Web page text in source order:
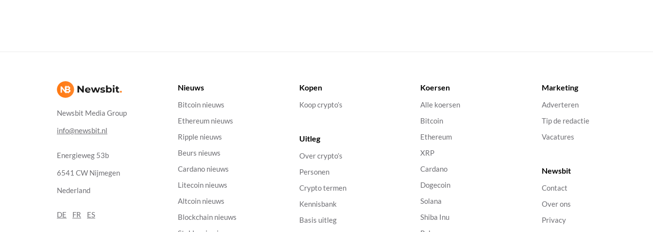
Newsbit Media Group
info@newsbit.nl
Energieweg 53b
6541 CW Nijmegen
Nederland
DE FR ES
Nieuws
Bitcoin nieuws
Ethereum nieuws
Ripple nieuws
Beurs nieuws
Cardano nieuws
Litecoin nieuws
Altcoin nieuws
Blockchain nieuws
Kopen
Koop crypto’s
Uitleg
Over crypto’s
Personen
Crypto termen
Kennisbank
Basis uitleg
Koersen
Alle koersen
Bitcoin
Ethereum
XRP
Cardano
Dogecoin
Solana
Shiba Inu
Marketing
Adverteren
Tip de redactie
Vacatures
Newsbit
Contact
Over ons
Privacy